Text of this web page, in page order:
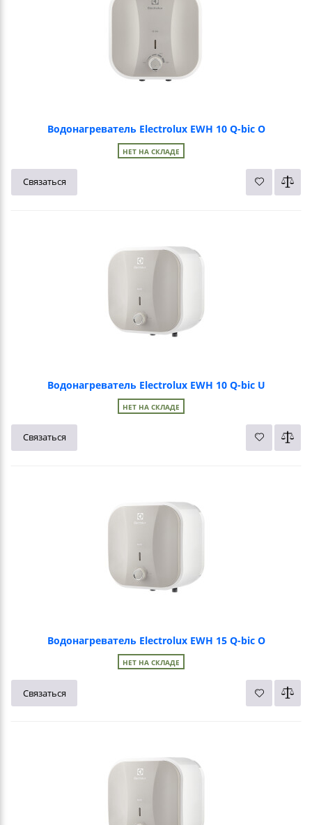
Водонагреватель Electrolux EWH 10 Q-bic O
НЕТ НА СКЛАДЕ
Связаться
Водонагреватель Electrolux EWH 10 Q-bic U
НЕТ НА СКЛАДЕ
Связаться
Водонагреватель Electrolux EWH 15 Q-bic O
НЕТ НА СКЛАДЕ
Связаться